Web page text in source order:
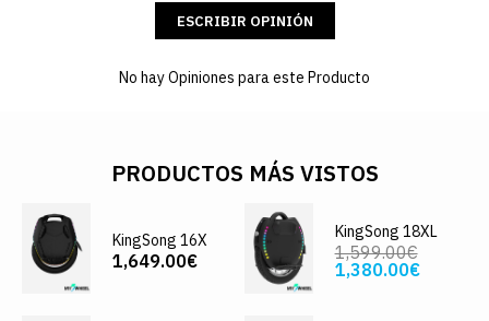
ESCRIBIR OPINIÓN
No hay Opiniones para este Producto
PRODUCTOS MÁS VISTOS
KingSong 16X
1,649.00€
KingSong 18XL
1,599.00€
1,380.00€